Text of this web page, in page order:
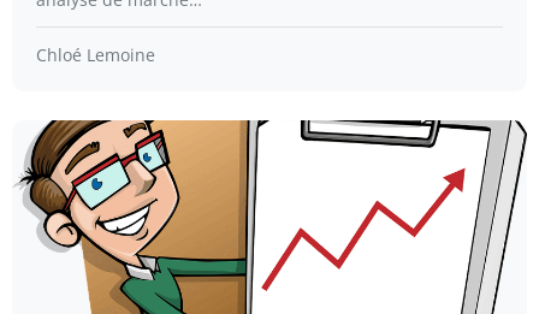
Chloé Lemoine